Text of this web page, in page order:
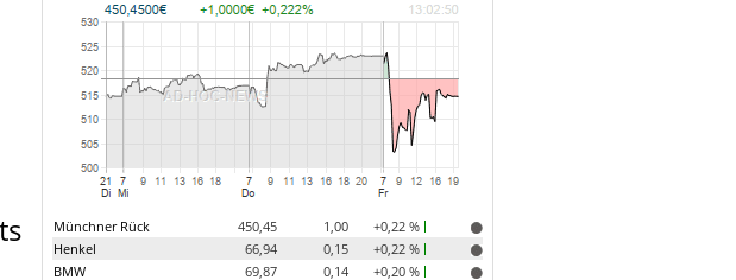
Münchner Rück 450,45 1,00
+0,22 %
Henkel
66,94 0,15
+0,22 %
BMW
69,87 0,14
+0,20 %